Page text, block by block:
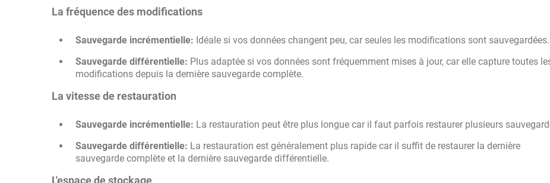
La fréquence des modifications
Sauvegarde incrémentielle: Idéale si vos données changent peu, car seules les modifications sont sauvegardées.
Sauvegarde différentielle: Plus adaptée si vos données sont fréquemment mises à jour, car elle capture toutes
modifications depuis la dernière sauvegarde complète.
La vitesse de restauration
Sauvegarde incrémentielle: La restauration peut être plus longue car il faut parfois restaurer plusieurs
Sauvegarde différentielle: La restauration est généralement plus rapide car il suffit de restaurer la dernière
sauvegarde complète et la dernière sauvegarde différentielle.
L'espace de stockage